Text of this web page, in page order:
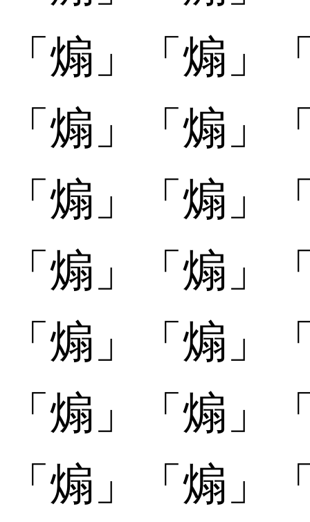
「煽󠄀」 「煽󠄀」
「煽󠄁」 「煽󠄁」
「煽󠄂」 「煽󠄂」
「煽󠄃」 「煽󠄃」
「煽󠄄」 「煽󠄄」
「煽󠄅」 「煽󠄅」
「煽󠄆」 「煽󠄆」